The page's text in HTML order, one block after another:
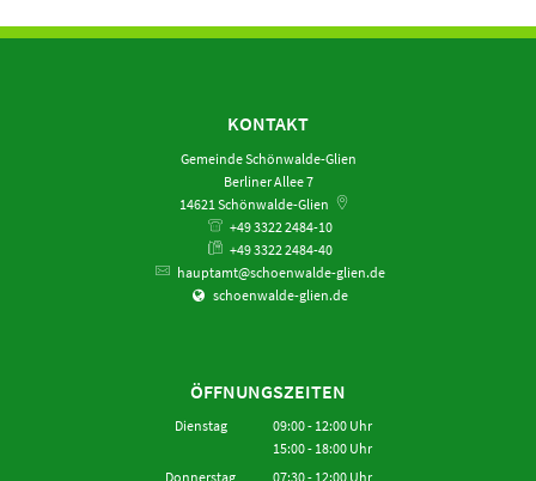
KONTAKT
Gemeinde Schönwalde-Glien
Berliner Allee 7
14621 Schönwalde-Glien
+49 3322 2484-10
+49 3322 2484-40
hauptamt@schoenwalde-glien.de
schoenwalde-glien.de
ÖFFNUNGSZEITEN
Dienstag 09:00- 12:00Uhr
Von 09:00 bis 12:00 Uhr
15:00- 18:00Uhr
Von 15:00 bis 18:00 Uhr
Donnerstag 07:30- 12:00Uhr